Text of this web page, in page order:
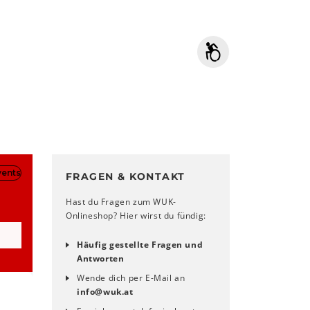
FRAGEN & KONTAKT
Hast du Fragen zum WUK-
Onlineshop? Hier wirst du fündig:
Häufig gestellte Fragen und
Antworten
Wende dich per E-Mail an
info@wuk.at